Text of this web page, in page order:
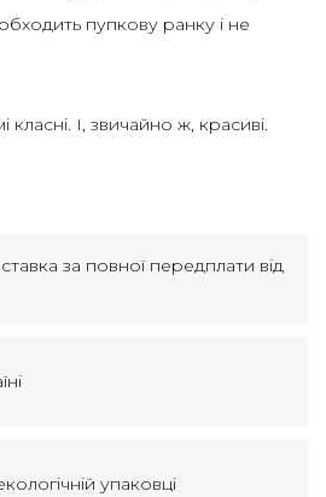
пупкову ранку і не
класні. І, звичайно ж, красиві.
за повної передплати від
упаковці